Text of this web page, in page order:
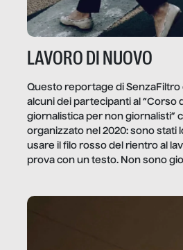
LAVORO DI NUOVO
Questo reportage di SenzaFiltro
alcuni dei partecipanti al “Corso
giornalistica per non giornalisti”
organizzato nel 2020: sono stati
usare il filo rosso del rientro al
prova con un testo. Non sono